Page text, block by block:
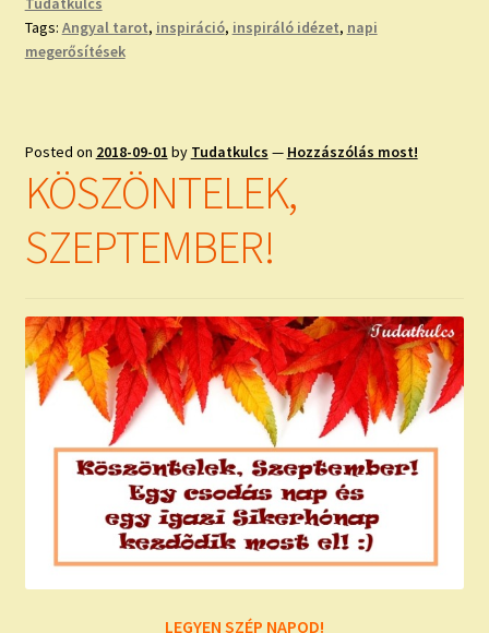
Tags: Angyal tarot, inspiráció, inspiráló idézet, napi
megerősítések
Posted on 2018-09-01 by Tudatkulcs — Hozzászólás most!
KÖSZÖNTELEK,
SZEPTEMBER!
LEGYEN SZÉP NAPOD!